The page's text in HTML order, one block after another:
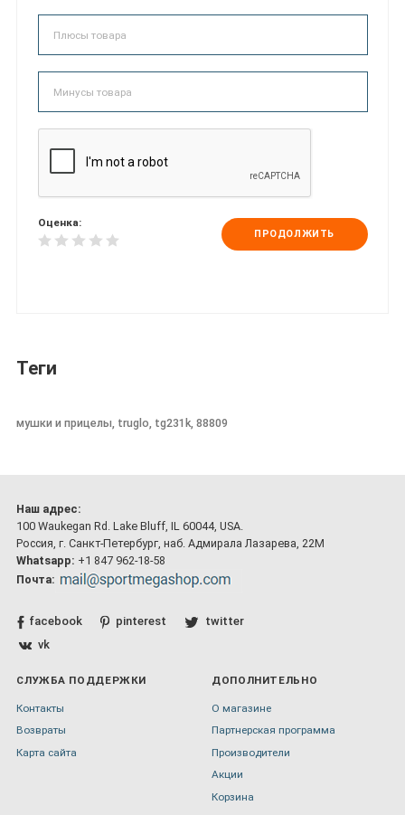
Оценка:
ПРОДОЛЖИТЬ
Теги
мушки и прицелы, truglo, tg231k, 88809
Наш адрес:
100 Waukegan Rd. Lake Bluff, IL 60044, USA.
Россия, г. Санкт-Петербург, наб. Адмирала Лазарева, 22М
Whatsapp: +1 847 962-18-58
Почта:
facebook pinterest
twitter
vk
СЛУЖБА ПОДДЕРЖКИ
Контакты
Возвраты
Карта сайта
ДОПОЛНИТЕЛЬНО
О магазине
Партнерская программа
Производители
Акции
Корзина